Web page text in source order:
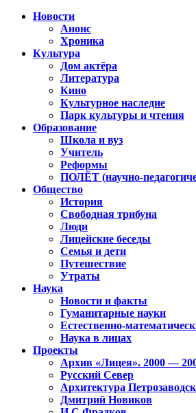
Новости
Анонс
Хроника
Культура
Дом актёра
Литература
Кино
Культурное наследие
Парк культуры и чтения
Образование
Школа и вуз
Учитель
Реформы
ПОЛЁТ (научно-
Общество
История
Свободная трибуна
Люди
Лицейские беседы
Семья и дети
Путешествие
Утраты
Наука
Новости и факты
Гуманитарные науки
Естественно-
Наука в лицах
Проекты
Архив «Лицея». 2000 —
Русский Север
Архитектура
Дмитрий Новиков